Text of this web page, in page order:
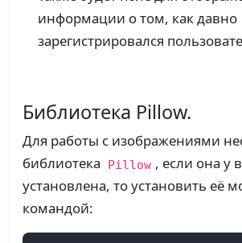
информации о том, как давно
зарегистрировался
Библиотека Pillow.
Для работы с изображениями
библиотека
Pillow , если она у
установлена, то установить её
командой: